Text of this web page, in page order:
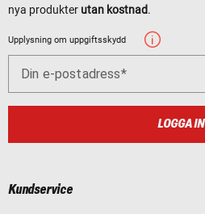
nya produkter utan kostnad.
Upplysning om uppgiftsskydd
Din e-postadress
LOGGA IN
Kundservice